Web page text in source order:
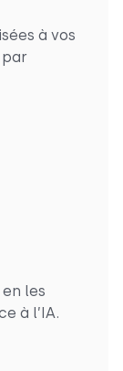
à vos
les
à l’IA.